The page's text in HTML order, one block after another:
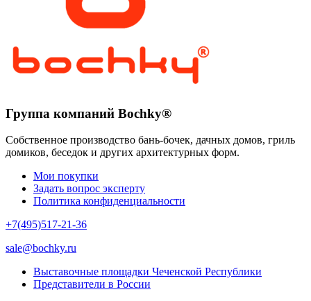
Группа компаний Bochky®
Собственное производство бань-бочек, дачных домов, гриль
домиков, беседок и других архитектурных форм.
Мои покупки
Задать вопрос эксперту
Политика конфиденциальности
+7(495)517-21-36
sale@bochky.ru
Выставочные площадки Чеченской Республики
Представители в России